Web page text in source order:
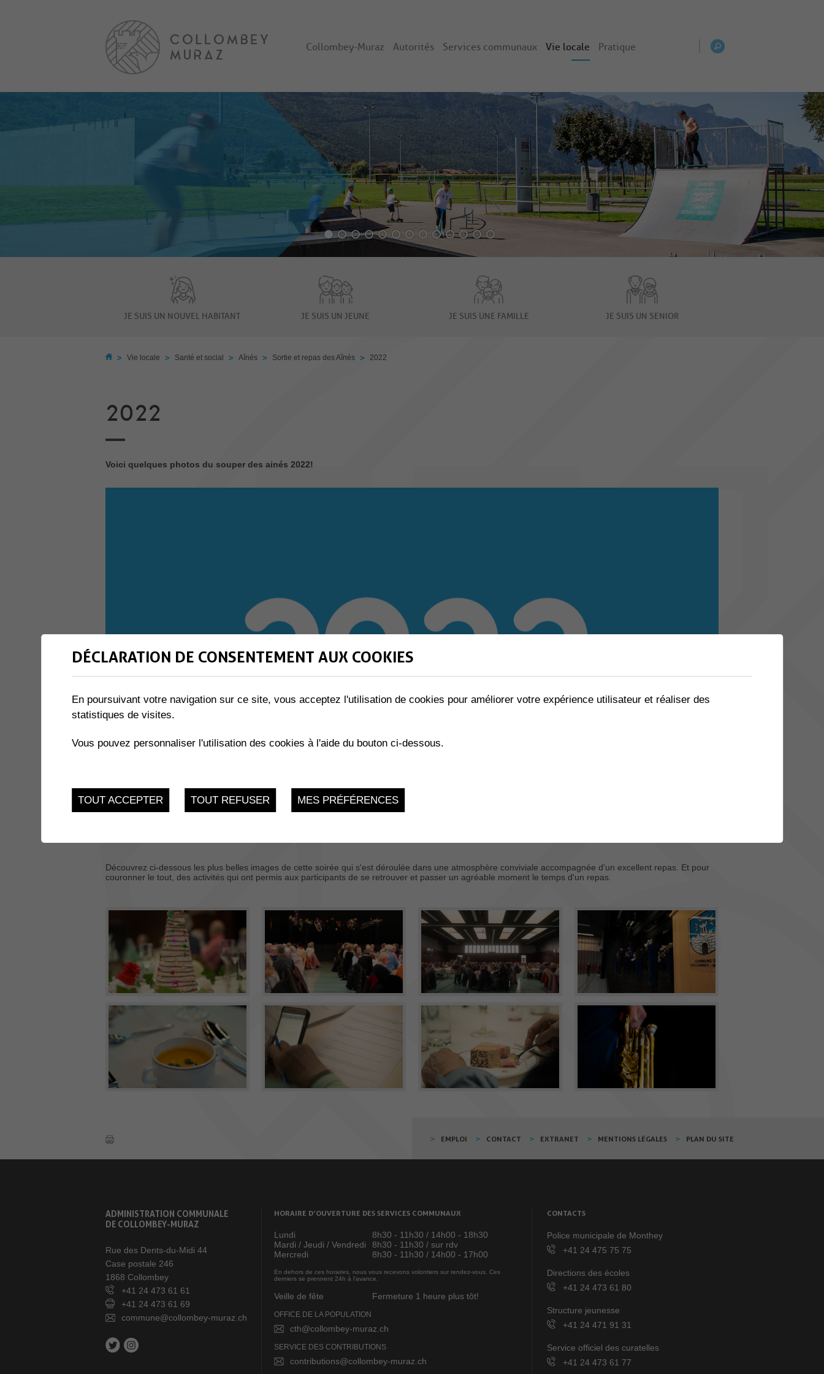
Collombey-Muraz Autorités Services communaux Vie locale Pratique
JE SUIS UN NOUVEL HABITANT JE SUIS UN JEUNE JE SUIS UNE FAMILLE JE SUIS UN SENIOR
> Vie locale > Santé et social > Aînés > Sortie et repas des Aînés > 2022
2022
Voici quelques photos du souper des ainés 2022!
Découvrez ci-dessous les plus belles images de cette soirée qui s'est déroulée dans une atmosphère conviviale accompagnée d'un excellent repas. Et pour
couronner le tout, des activités qui ont permis aux participants de se retrouver et passer un agréable moment le temps d'un repas.
EMPLOI CONTACT EXTRANET MENTIONS LÉGALES PLAN DU SITE
ADMINISTRATION COMMUNALE
DE COLLOMBEY-MURAZ
Rue des Dents-du-Midi 44
Case postale 246
1868 Collombey
+41 24 473 61 61
+41 24 473 61 69
commune@collombey-muraz.ch
HORAIRE D’OUVERTURE DES SERVICES COMMUNAUX
Lundi
8h30 - 11h30 / 14h00 - 18h30
Mardi / Jeudi / Vendredi
8h30 - 11h30 / sur rdv
Mercredi
8h30 - 11h30 / 14h00 - 17h00
En dehors de ces horaires, nous vous recevons volontiers sur rendez-vous. Ces
derniers se prennent 24h à l’avance.
Veille de fête Fermeture 1 heure plus tôt!
OFFICE DE LA POPULATION
cth@collombey-muraz.ch
SERVICE DES CONTRIBUTIONS
contributions@collombey-muraz.ch
CONTACTS
Police municipale de Monthey
+41 24 475 75 75
Directions des écoles
+41 24 473 61 80
Structure jeunesse
+41 24 471 91 31
Service officiel des curatelles
+41 24 473 61 77
DÉCLARATION DE CONSENTEMENT AUX COOKIES
En poursuivant votre navigation sur ce site, vous acceptez l'utilisation de cookies pour améliorer votre expérience utilisateur et réaliser des
statistiques de visites.
Vous pouvez personnaliser l'utilisation des cookies à l'aide du bouton ci-dessous.
TOUT ACCEPTER TOUT REFUSER MES PRÉFÉRENCES